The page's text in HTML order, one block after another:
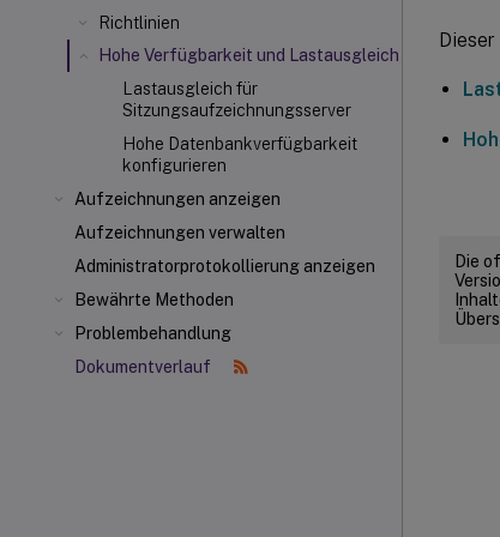
Richtlinien
Hohe Verfügbarkeit und Lastausgleich
Lastausgleich für
Sitzungsaufzeichnungsserver
Hohe Datenbankverfügbarkeit
konfigurieren
Aufzeichnungen anzeigen
Aufzeichnungen verwalten
Administratorprotokollierung anzeigen
Bewährte Methoden
Problembehandlung
Dokumentverlauf
Die